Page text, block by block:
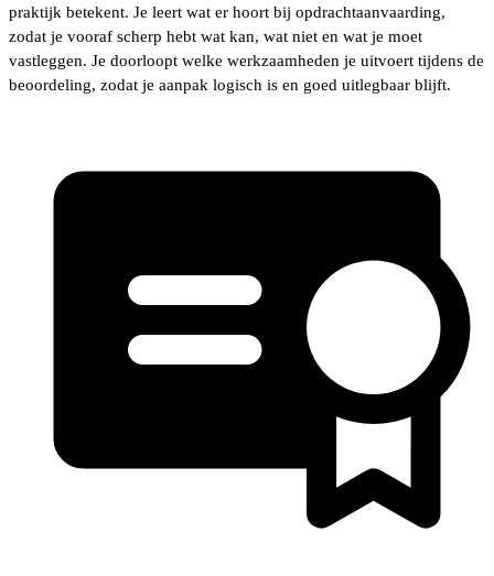
praktijk betekent. Je leert wat er hoort bij opdrachtaanvaarding,
zodat je vooraf scherp hebt wat kan, wat niet en wat je moet
vastleggen. Je doorloopt welke werkzaamheden je uitvoert tijdens de
beoordeling, zodat je aanpak logisch is en goed uitlegbaar blijft.